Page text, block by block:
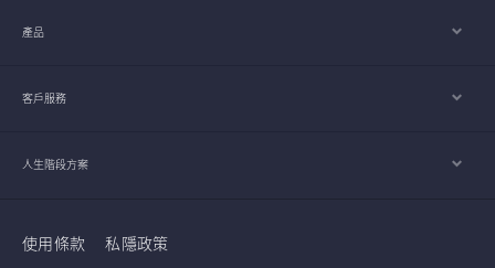
產品
客戶服務
人生階段方案
使用條款 私隱政策